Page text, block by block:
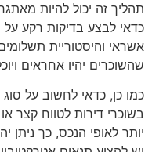
תהליך זה יכול להיות
כדאי לבצע בדיקות רקע על
אשראי והיסטוריית
שהשוכרים יהיו אחראים
כמו כן, כדאי לחשוב על
בשוכרי דירות לטווח קצר
יותר לאופי הנכס, כך